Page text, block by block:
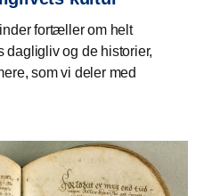
fortæller om helt
dagligliv og de historier,
som vi deler med